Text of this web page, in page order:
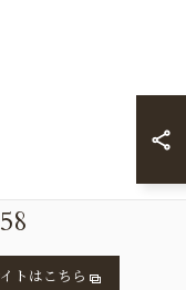
トはこちら